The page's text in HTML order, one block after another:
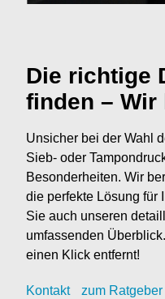
Die richtige
finden – Wir
Unsicher bei der Wahl
Sieb- oder
Besonderheiten. Wir
die perfekte Lösung für
Sie auch unseren
umfassenden
einen Klick entfernt!
Kontakt zum Ratgeber